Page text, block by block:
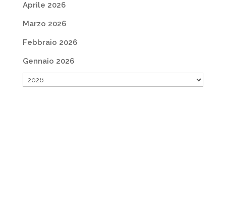
Aprile 2026
Marzo 2026
Febbraio 2026
Gennaio 2026